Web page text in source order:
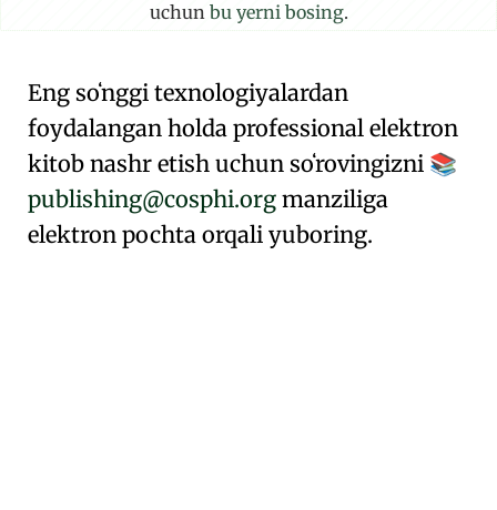
uchun bu yerni bosing.
Eng soʻnggi texnologiyalardan
foydalangan holda professional elektron
kitob nashr etish uchun soʻrovingizni 📚
publishing@cosphi.org manziliga
elektron pochta orqali yuboring.